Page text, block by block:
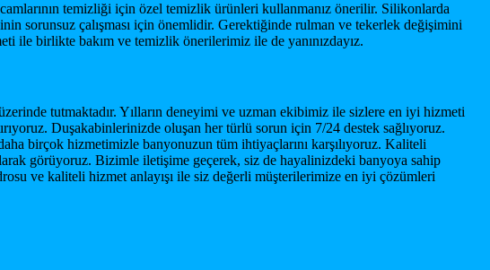
temizliği için özel temizlik ürünleri kullanmanız önerilir. Silikonlarda
sorunsuz çalışması için önemlidir. Gerektiğinde rulman ve tekerlek değişimini
ile birlikte bakım ve temizlik önerilerimiz ile de yanınızdayız.
tutmaktadır. Yılların deneyimi ve uzman ekibimiz ile sizlere en iyi hizmeti
Duşakabinlerinizde oluşan her türlü sorun için 7/24 destek sağlıyoruz.
birçok hizmetimizle banyonuzun tüm ihtiyaçlarını karşılıyoruz. Kaliteli
görüyoruz. Bizimle iletişime geçerek, siz de hayalinizdeki banyoya sahip
ve kaliteli hizmet anlayışı ile siz değerli müşterilerimize en iyi çözümleri